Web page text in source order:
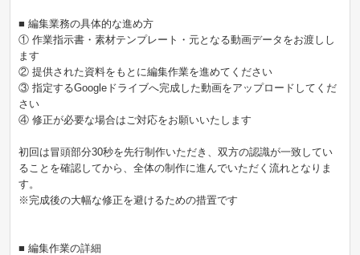
■ 編集業務の具体的な進め方
① 作業指示書・素材テンプレート・元となる動画データをお渡しし
ます
② 提供された資料をもとに編集作業を進めてください
③ 指定するGoogleドライブへ完成した動画をアップロードしてくだ
さい
④ 修正が必要な場合はご対応をお願いいたします
初回は冒頭部分30秒を先行制作いただき、双方の認識が一致してい
ることを確認してから、全体の制作に進んでいただく流れとなりま
す。
※完成後の大幅な修正を避けるための措置です
■ 編集作業の詳細